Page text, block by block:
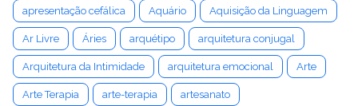
apresentação cefálica Aquário Aquisição da Linguagem
Ar Livre Áries arquétipo arquitetura conjugal
Arquitetura da Intimidade arquitetura emocional Arte
Arte Terapia arte-terapia artesanato